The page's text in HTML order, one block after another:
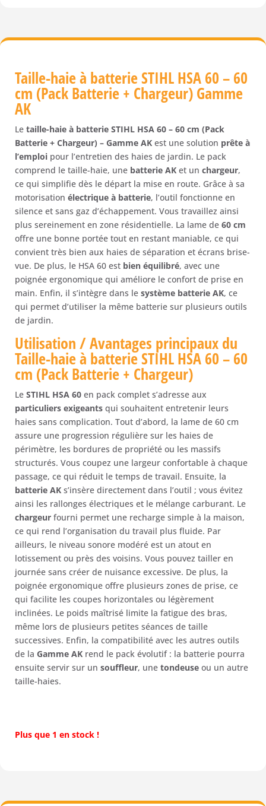
60
60
cm
(Pack
Batterie
+
Chargeur)
Gamme
AK
Taille-haie à batterie STIHL HSA 60 – 60
cm (Pack Batterie + Chargeur) Gamme
AK
Le taille-haie à batterie STIHL HSA 60 – 60 cm (Pack
Batterie + Chargeur) – Gamme AK est une solution prête à
l’emploi pour l’entretien des haies de jardin. Le pack
comprend le taille-haie, une batterie AK et un chargeur,
ce qui simplifie dès le départ la mise en route. Grâce à sa
motorisation électrique à batterie, l’outil fonctionne en
silence et sans gaz d’échappement. Vous travaillez ainsi
plus sereinement en zone résidentielle. La lame de 60 cm
offre une bonne portée tout en restant maniable, ce qui
convient très bien aux haies de séparation et écrans brise-
vue. De plus, le HSA 60 est bien équilibré, avec une
poignée ergonomique qui améliore le confort de prise en
main. Enfin, il s’intègre dans le système batterie AK, ce
qui permet d’utiliser la même batterie sur plusieurs outils
de jardin.
Utilisation / Avantages principaux du
Taille-haie à batterie STIHL HSA 60 – 60
cm (Pack Batterie + Chargeur)
Le STIHL HSA 60 en pack complet s’adresse aux
particuliers exigeants qui souhaitent entretenir leurs
haies sans complication. Tout d’abord, la lame de 60 cm
assure une progression régulière sur les haies de
périmètre, les bordures de propriété ou les massifs
structurés. Vous coupez une largeur confortable à chaque
passage, ce qui réduit le temps de travail. Ensuite, la
batterie AK s’insère directement dans l’outil ; vous évitez
ainsi les rallonges électriques et le mélange carburant. Le
chargeur fourni permet une recharge simple à la maison,
ce qui rend l’organisation du travail plus fluide. Par
ailleurs, le niveau sonore modéré est un atout en
lotissement ou près des voisins. Vous pouvez tailler en
journée sans créer de nuisance excessive. De plus, la
poignée ergonomique offre plusieurs zones de prise, ce
qui facilite les coupes horizontales ou légèrement
inclinées. Le poids maîtrisé limite la fatigue des bras,
même lors de plusieurs petites séances de taille
successives. Enfin, la compatibilité avec les autres outils
de la Gamme AK rend le pack évolutif : la batterie pourra
ensuite servir sur un souffleur, une tondeuse ou un autre
taille-haies.
Plus que 1 en stock !